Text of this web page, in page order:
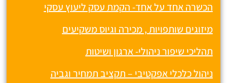
הכשרה אחד על אחד- הקמת עסק ליעוץ עסקי
מיזוגים שותפויות , מכירה וגיוס משקיעים
תהליכי שיפור ניהולי- ארגון ושיטות
ניהול כלכלי אפקטיבי – תקציב תמחיר וגביה